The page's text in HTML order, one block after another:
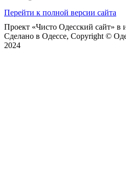
Перейти к полной версии сайта
Проект «Чисто Одесский сайт» в
Сделано в Одессе, Copyright ©
2024